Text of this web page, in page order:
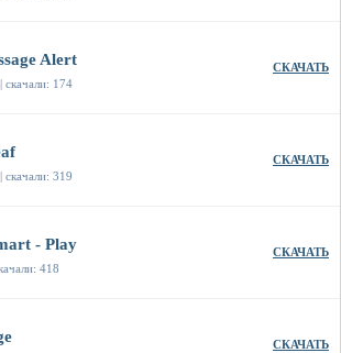
Alert
скачали: 174
СКАЧАТЬ
скачали: 319
СКАЧАТЬ
- Play
418
СКАЧАТЬ
СКАЧАТЬ